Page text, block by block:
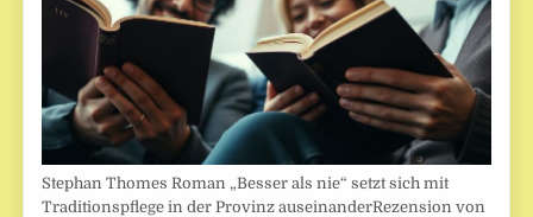
Stephan Thomes Roman „Besser als nie“ setzt sich mit
Traditionspflege in der Provinz auseinanderRezension von